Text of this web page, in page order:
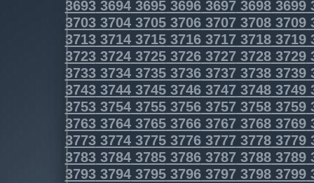
3693369436953696369736983699
3703370437053706370737083709
3713371437153716371737183719
3723372437253726372737283729
3733373437353736373737383739
3743374437453746374737483749
3753375437553756375737583759
3763376437653766376737683769
3773377437753776377737783779
3783378437853786378737883789
3793379437953796379737983799